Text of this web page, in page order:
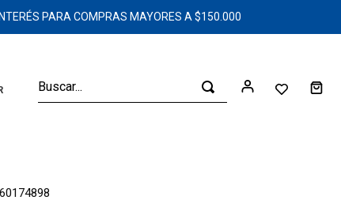
PARA COMPRAS MAYORES A $150.000